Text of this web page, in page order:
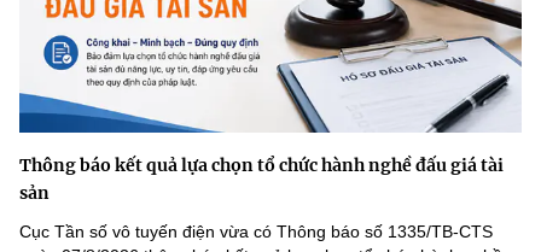
Thông báo kết quả lựa chọn tổ chức hành nghề đấu giá tài
sản
Cục Tần số vô tuyến điện vừa có Thông báo số 1335/TB-CTS